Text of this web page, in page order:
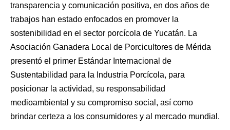
transparencia y comunicación positiva, en dos años de
trabajos han estado enfocados en promover la
sostenibilidad en el sector porcícola de Yucatán. La
Asociación Ganadera Local de Porcicultores de Mérida
presentó el primer Estándar Internacional de
Sustentabilidad para la Industria Porcícola, para
posicionar la actividad, su responsabilidad
medioambiental y su compromiso social, así como
brindar certeza a los consumidores y al mercado mundial.